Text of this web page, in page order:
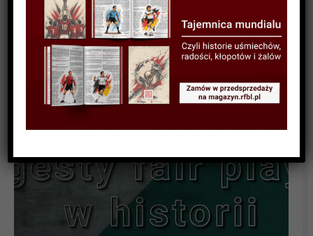
Największe gesty fair play
w historii